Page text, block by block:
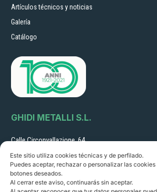
Artículos técnicos y noticias
Galería
Catálogo
GHIDI METALLI S.L.
Calle Circonvallazione, 64
Tel. 0572 32216 - Fax 0572 30887
N.º de IVA: 01351060478
R.I. PT 22261 R.E.A. 14249
Este sitio utiliza cookies técnicas y de perfilado.
Puedes aceptar, rechazar o personalizar las
botones deseados.
Al cerrar este aviso, continuarás sin aceptar.